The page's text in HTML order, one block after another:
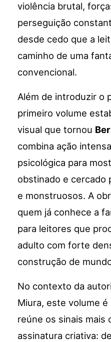
violência brutal,
perseguição
desde cedo que a
caminho de uma
convencional.
Além de introduzir o
primeiro volume
visual que tornou
combina ação
psicológica para
obstinado e cercado
e monstruosos. A
quem já conhece a
para leitores que
adulto com forte
construção de
No contexto da
Miura, este volume
reúne os sinais mais
assinatura criativa: